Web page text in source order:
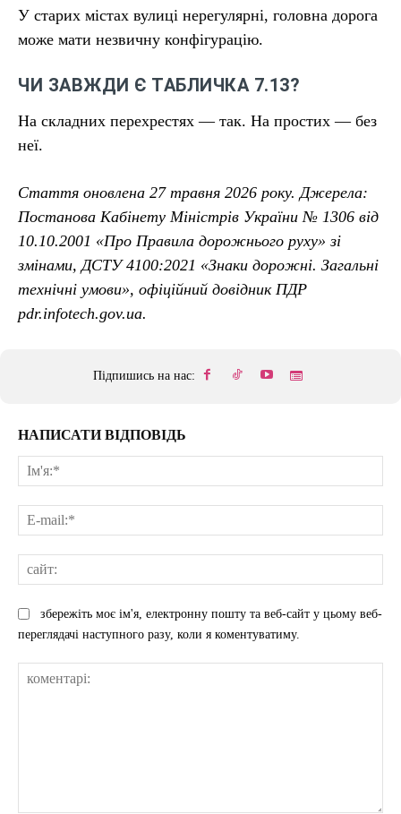
У старих містах вулиці нерегулярні, головна дорога
може мати незвичну конфігурацію.
ЧИ ЗАВЖДИ Є ТАБЛИЧКА 7.13?
На складних перехрестях — так. На простих — без
неї.
Стаття оновлена 27 травня 2026 року. Джерела:
Постанова Кабінету Міністрів України № 1306 від
10.10.2001 «Про Правила дорожнього руху» зі
змінами, ДСТУ 4100:2021 «Знаки дорожні. Загальні
технічні умови», офіційний довідник ПДР
pdr.infotech.gov.ua.
Підпишись на нас:
НАПИСАТИ ВІДПОВІДЬ
збережіть моє ім'я, електронну пошту та веб-сайт у цьому веб-
переглядачі наступного разу, коли я коментуватиму.